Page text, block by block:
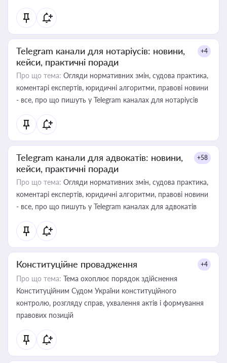
Telegram канали для нотаріусів: новини,
кейси, практичні поради
+4
Про що тема: Огляди нормативних змін, судова практика,
коментарі експертів, юридичні алгоритми, правові новини
- все, про що пишуть у Telegram каналах для нотаріусів
Telegram канали для адвокатів: новини,
кейси, практичні поради
+58
Про що тема: Огляди нормативних змін, судова практика,
коментарі експертів, юридичні алгоритми, правові новини
- все, про що пишуть у Telegram каналах для адвокатів
Конституційне провадження +4
Про що тема: Тема охоплює порядок здійснення
Конституційним Судом України конституційного
контролю, розгляду справ, ухвалення актів і формування
правових позицій